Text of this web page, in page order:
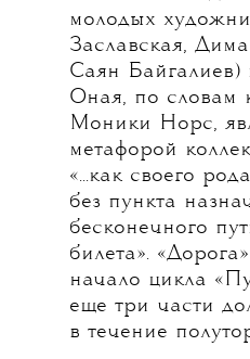
молодых
Заславская,
Саян Байгалиев)
Оная, по словам
Моники Норс,
метафорой
«...как своего
без пункта
бесконечного
билета».
начало цикла
еще три части
в течение